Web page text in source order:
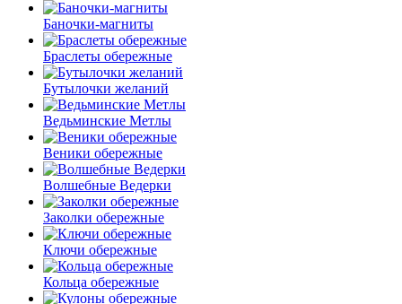
Баночки-магниты
Браслеты обережные
Бутылочки желаний
Ведьминские Метлы
Веники обережные
Волшебные Ведерки
Заколки обережные
Ключи обережные
Кольца обережные